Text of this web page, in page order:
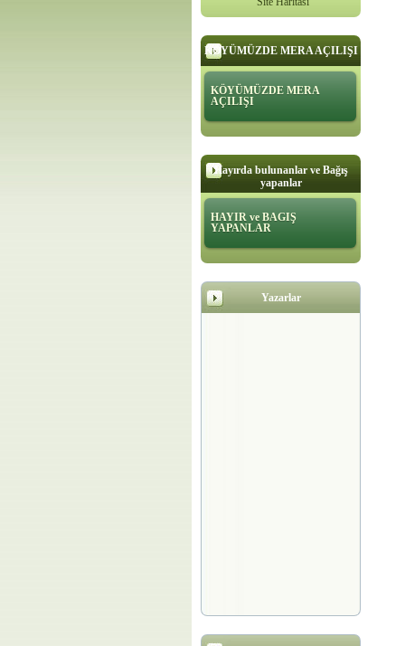
KÖYÜMÜZDE MERA AÇILIŞI
KÖYÜMÜZDE MERA
AÇILIŞI
Hayırda bulunanlar ve Bağış
yapanlar
HAYIR ve BAGIŞ
YAPANLAR
Yazarlar